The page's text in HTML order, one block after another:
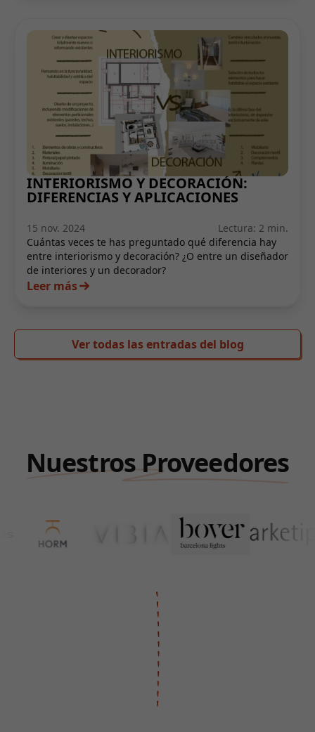
INTERIORISMO Y DECORACIÓN:
DIFERENCIAS Y APLICACIONES
15 nov. 2024
Lectura: 2 min.
Cuántas veces te has preguntado qué diferencia hay
entre interiorismo y decoración? ¿O entre un diseñador
de interiores y un decorador?
Leer más
Ver todas las entradas del blog
Nuestros Proveedores